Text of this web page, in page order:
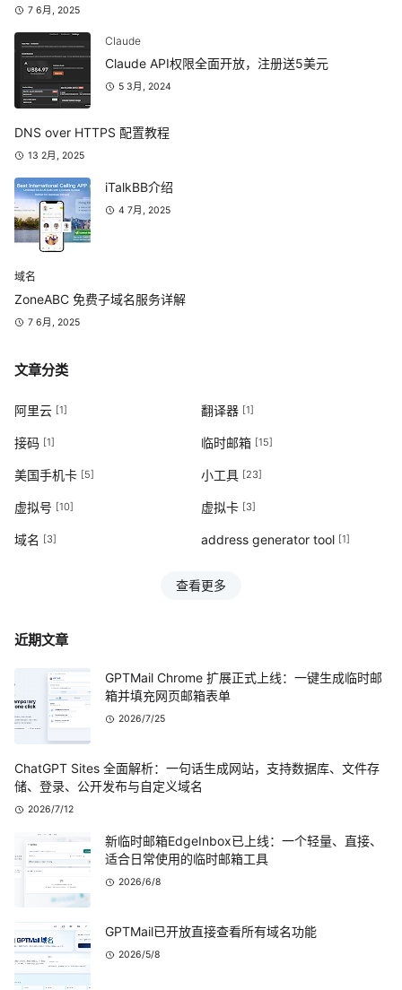
7 6月, 2025
Claude
Claude API权限全面开放，注册送5美元
5 3月, 2024
DNS over HTTPS 配置教程
13 2月, 2025
iTalkBB介绍
4 7月, 2025
域名
ZoneABC 免费子域名服务详解
7 6月, 2025
文章分类
阿里云 [1] 翻译器 [1]
接码 [1] 临时邮箱 [15]
美国手机卡 [5] 小工具 [23]
虚拟号 [10] 虚拟卡 [3]
域名 [3] address generator tool [1]
查看更多
近期文章
GPTMail Chrome 扩展正式上线：一键生成临时邮
箱并填充网页邮箱表单
2026/7/25
ChatGPT Sites 全面解析：一句话生成网站，支持数据库、文件存
储、登录、公开发布与自定义域名
2026/7/12
新临时邮箱EdgeInbox已上线：一个轻量、直接、
适合日常使用的临时邮箱工具
2026/6/8
GPTMail已开放直接查看所有域名功能
2026/5/8